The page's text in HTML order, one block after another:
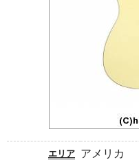
エリア アメリカ